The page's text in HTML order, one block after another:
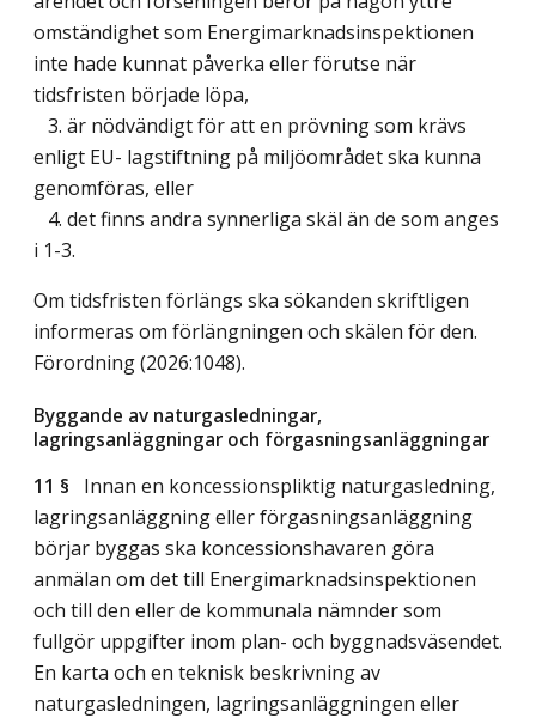
omständighet som Energimarknadsinspektionen
inte hade kunnat påverka eller förutse när
tidsfristen började löpa,
3. är nödvändigt för att en prövning som krävs
enligt EU- lagstiftning på miljöområdet ska kunna
genomföras, eller
4. det finns andra synnerliga skäl än de som anges
i 1-3.
Om tidsfristen förlängs ska sökanden skriftligen
informeras om förlängningen och skälen för den.
Förordning (2026:1048).
Byggande av naturgasledningar,
lagringsanläggningar och förgasningsanläggningar
11 § Innan en koncessionspliktig naturgasledning,
lagringsanläggning eller förgasningsanläggning
börjar byggas ska koncessionshavaren göra
anmälan om det till Energimarknadsinspektionen
och till den eller de kommunala nämnder som
fullgör uppgifter inom plan- och byggnadsväsendet.
En karta och en teknisk beskrivning av
naturgasledningen, lagringsanläggningen eller